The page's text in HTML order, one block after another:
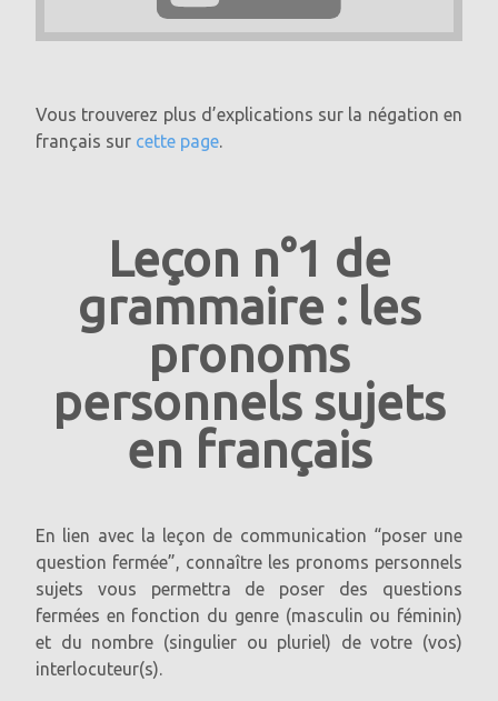
des cookies qui collectent des informations sur le
YouTube. YouTube stocke également des informations
d'utilisation non personnelles dans d'autres cookies. Si
vous souhaitez éviter cela, vous devez bloquer le stockage
des cookies dans le navigateur.
https://policies.google.com/privacy
Vous trouverez plus d’explications sur la négation en
français sur cette page.
Leçon n°1 de
grammaire : les
pronoms
personnels sujets
en français
En lien avec la leçon de communication “poser une
question fermée”, connaître les pronoms personnels
sujets vous permettra de poser des questions
fermées en fonction du genre (masculin ou féminin)
et du nombre (singulier ou pluriel) de votre (vos)
interlocuteur(s).